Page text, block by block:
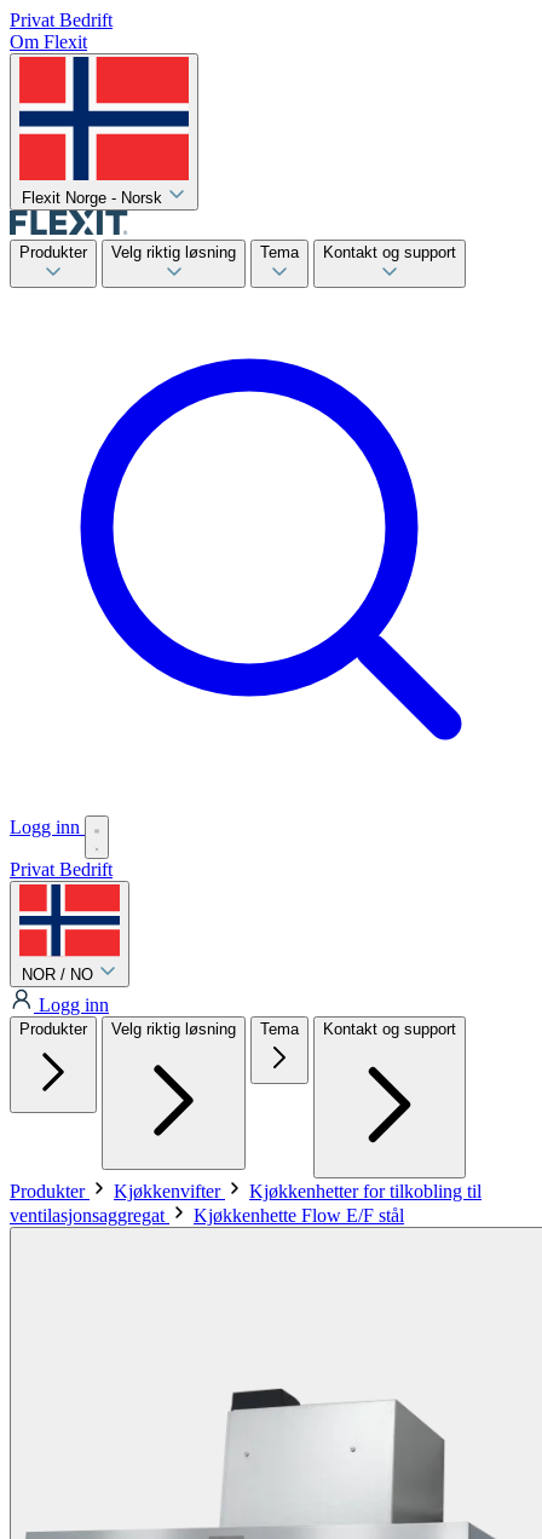
Privat Bedrift
Om Flexit
Flexit Norge - Norsk
Produkter Velg riktig løsning Tema Kontakt og support
Logg inn
Privat Bedrift
NOR / NO
Logg inn
Produkter Velg riktig løsning Tema Kontakt og support
Produkter Kjøkkenvifter
Kjøkkenhetter for tilkobling til
ventilasjonsaggregat
Kjøkkenhette Flow E/F stål